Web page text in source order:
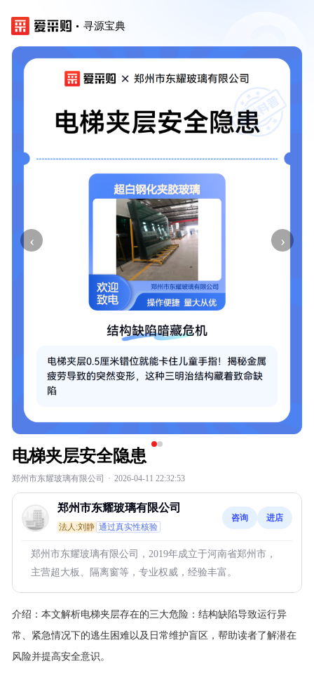
寻源宝典
‹ ›
电梯夹层安全隐患
郑州市东耀玻璃有限公司 · 2026-04-11 22:32:53
郑州市东耀玻璃有限公司
法人:刘静 通过真实性核验
咨询 进店
郑州市东耀玻璃有限公司，2019年成立于河南省郑州市，
主营超大板、隔离窗等，专业权威，经验丰富。
介绍： 本文解析电梯夹层存在的三大危险：结构缺陷导致运行异
常、紧急情况下的逃生困难以及日常维护盲区，帮助读者了解潜在
风险并提高安全意识。